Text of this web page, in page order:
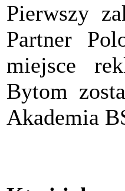
Pierwszy
Partner
miejsce
Bytom
Akademia